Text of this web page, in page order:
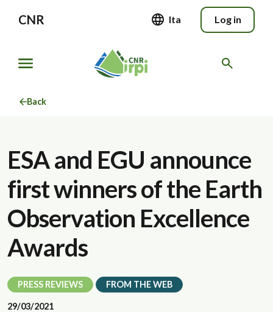
CNR Ita Log in
Back
ESA and EGU announce
first winners of the Earth
Observation Excellence
Awards
PRESS REVIEWS FROM THE WEB
29/03/2021